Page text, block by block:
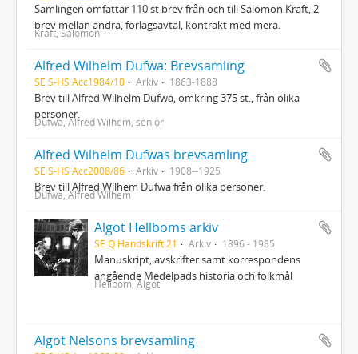
Samlingen omfattar 110 st brev från och till Salomon Kraft, 2
brev mellan andra, förlagsavtal, kontrakt med mera.
Kraft, Salomon
Alfred Wilhelm Dufwa: Brevsamling
SE S-HS Acc1984/10 Arkiv 1863-1888
Brev till Alfred Wilhelm Dufwa, omkring 375 st., från olika
personer.
Dufwa, Alfred Wilhem, senior
Alfred Wilhelm Dufwas brevsamling
SE S-HS Acc2008/86 Arkiv 1908--1925
Brev till Alfred Wilhem Dufwa från olika personer.
Dufwa, Alfred Wilhem
Algot Hellboms arkiv
SE Q Handskrift 21 Arkiv 1896 - 1985
Manuskript, avskrifter samt korrespondens
angående Medelpads historia och folkmål
Hellbom, Algot
Algot Nelsons brevsamling